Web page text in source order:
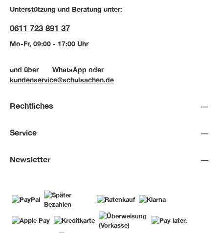
Unterstützung und Beratung unter:
0611 723 891 37
Mo-Fr, 09:00 - 17:00 Uhr
und über WhatsApp oder
kundenservice@schulsachen.de
Rechtliches
Service
Newsletter